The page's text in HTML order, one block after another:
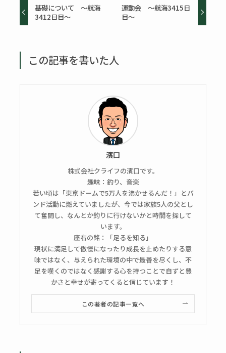
基礎について ～航海
3412日目～
運動会 ～航海3415日
目～
この記事を書いた人
濱口
株式会社クライフの濱口です。
趣味：釣り、音楽
若い頃は「東京ドームで5万人を沸かせるんだ！」とバ
ンド活動に燃えていましたが、今では家族5人の父とし
て奮闘し、なんとか釣りに行けないかと時間を探して
います。
座右の銘：「足るを知る」
現状に満足して傲慢になったり成長を止めたりする意
味ではなく、与えられた環境の中で最善を尽くし、不
足を嘆くのではなく感謝する心を持つことで自ずと豊
かさと幸せが寄ってくると信じています！
この著者の記事一覧へ